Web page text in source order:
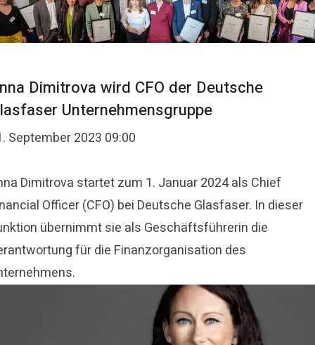
Dimitrova wird CFO der Deutsche
Unternehmensgruppe
September 2023 09:00
Dimitrova startet zum 1. Januar 2024 als Chief
Officer (CFO) bei Deutsche Glasfaser. In dieser
übernimmt sie als Geschäftsführerin die
für die Finanzorganisation des